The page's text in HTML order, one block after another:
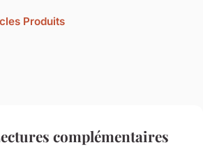
Produits
complémentaires